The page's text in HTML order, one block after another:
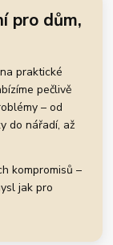
pro dům,
praktické
pečlivě
– od
do nářadí, až
kompromisů –
jak pro